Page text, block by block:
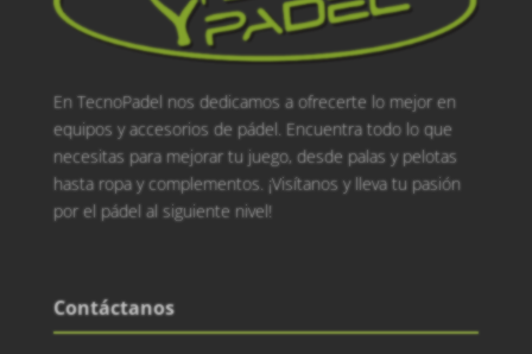
En TecnoPadel nos dedicamos a ofrecerte lo mejor en
equipos y accesorios de pádel. Encuentra todo lo que
necesitas para mejorar tu juego, desde palas y pelotas
hasta ropa y complementos. ¡Visítanos y lleva tu pasión
por el pádel al siguiente nivel!
Contáctanos